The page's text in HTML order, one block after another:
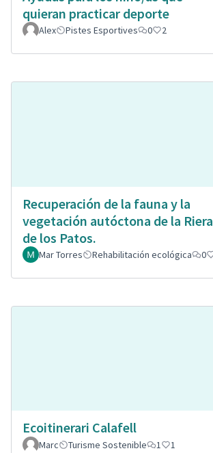
quieran practicar deporte
Alex Pistes Esportives 0 2
Recuperación de la fauna y la
vegetación autóctona de la Riera
de los Patos.
Mar Torres Rehabilitación ecológica 0
Ecoitinerari Calafell
Marc
Turisme Sostenible 1 1